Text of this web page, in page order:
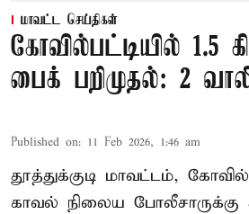
மாவட்ட செய்திகள்
கோவில்பட்டியில் 1.5
பைக் பறிமுதல்: 2
Published on: 11 Feb 2026, 1:46 am
தூத்துக்குடி மாவட்டம்,
காவல் நிலைய போலீசாருக்கு